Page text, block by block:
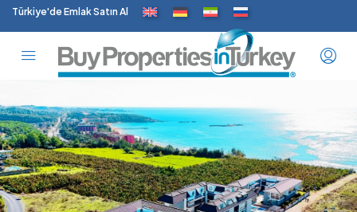
Türkiye'de Emlak Satın Al